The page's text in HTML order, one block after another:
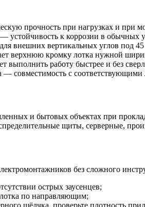
прочность при нагрузках и при
устойчивость к коррозии в обычных
внешних вертикальных углов под 45
верхнюю кромку лотка нужной
выполнить работу быстрее и без
— совместимость с
и бытовых объектах при
щиты, серверные,
без сложного
острых заусенцев;
по направляющим;